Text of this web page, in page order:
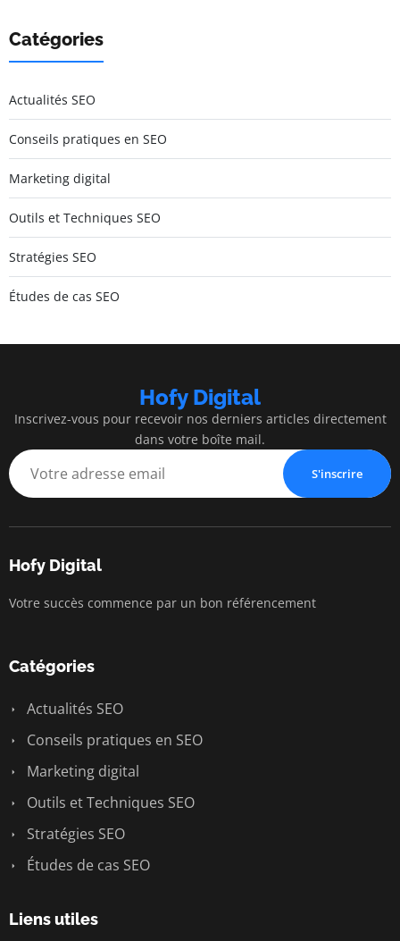
Catégories
Actualités SEO
Conseils pratiques en SEO
Marketing digital
Outils et Techniques SEO
Stratégies SEO
Études de cas SEO
Hofy Digital
Inscrivez-vous pour recevoir nos derniers articles directement
dans votre boîte mail.
S'inscrire
Hofy Digital
Votre succès commence par un bon référencement
Catégories
Actualités SEO
Conseils pratiques en SEO
Marketing digital
Outils et Techniques SEO
Stratégies SEO
Études de cas SEO
Liens utiles